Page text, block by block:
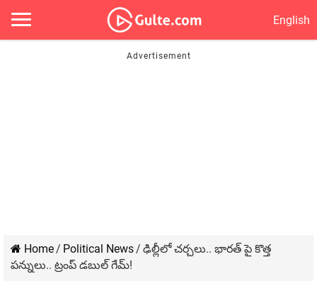
English
Home/ Political News/ ఢిల్లీలో చర్చలు.. భారత్ పై కొత్త
పన్నులు.. ట్రంప్ డబుల్ గేమ్!